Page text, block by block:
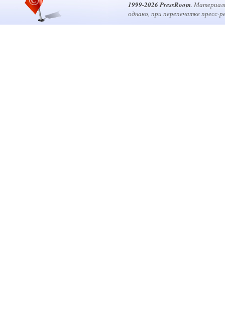
1999-2026 PressRoom.
однако, при перепечатке пресс-